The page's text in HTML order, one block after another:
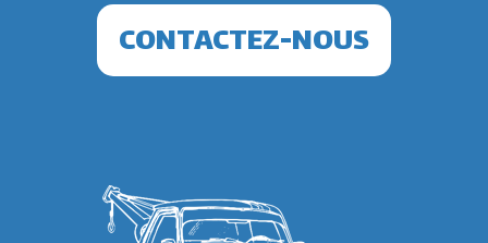
CONTACTEZ-NOUS